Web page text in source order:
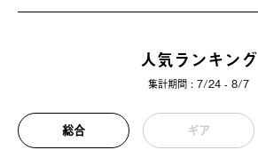
人気ランキング
集計期間 : 7/24 - 8/7
総合 ギア